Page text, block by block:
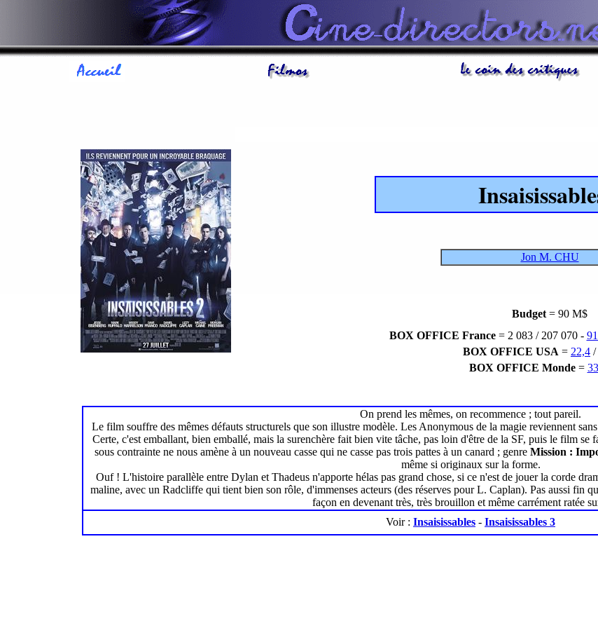
Jon M. CHU
Budget = 90 M$
BOX OFFICE France= 2 083 / 207 070 -
BOX OFFICE USA = 22,4 /
BOX OFFICE Monde=
On prend les mêmes, on recommence ; tout pareil.
Le film souffre des mêmes défauts structurels que son illustre modèle. Les Anonymous de la magie reviennent
Certe, c'est emballant, bien emballé, mais la surenchère fait bien vite tâche, pas loin d'être de la SF, puis le film
sous contrainte ne nous amène à un nouveau casse qui ne casse pas trois pattes à un canard ; genre Mission :
même si originaux sur la forme.
Ouf ! L'histoire parallèle entre Dylan et Thadeus n'apporte hélas pas grand chose, si ce n'est de jouer la corde
maline, avec un Radcliffe qui tient bien son rôle, d'immenses acteurs (des réserves pour L. Caplan). Pas aussi fin
façon en devenant très, très brouillon et même carrément ratée
Voir : Insaisissables - Insaisissables 3